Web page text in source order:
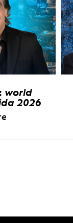
world
2026